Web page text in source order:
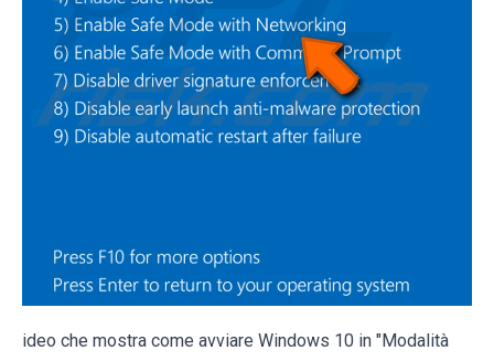
ideo che mostra come avviare Windows 10 in "Modalità